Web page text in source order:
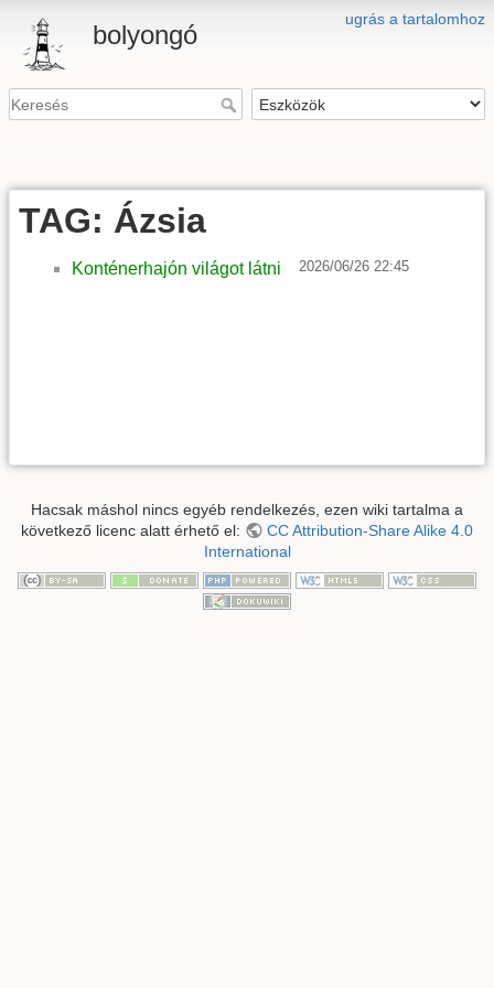
ugrás a tartalomhoz
bolyongó
TAG: Ázsia
Konténerhajón világot látni 2026/06/26 22:45
Hacsak máshol nincs egyéb rendelkezés, ezen wiki tartalma a
következő licenc alatt érhető el:
CC Attribution-Share Alike 4.0
International